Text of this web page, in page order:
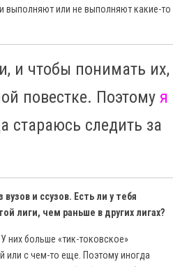
выполняют или не выполняют какие-то
и чтобы понимать их,
повестке. Поэтому я
стараюсь следить за
и ссузов. Есть ли у тебя
лиги, чем раньше в других лигах?
них больше «тик-токовское»
или с чем-то еще. Поэтому иногда